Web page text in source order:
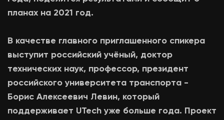
планах на 2021 год.
В качестве главного приглашенного спикера
выступит российский учёный, доктор
технических наук, профессор, президент
российского университета транспорта -
Борис Алексеевич Левин, который
поддерживает UTech уже больше года. Проект